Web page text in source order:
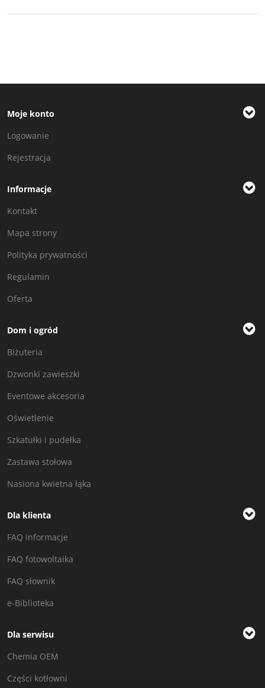
Moje konto
Logowanie
Rejestracja
Informacje
Kontakt
Mapa strony
Polityka prywatności
Regulamin
Oferta
Dom i ogród
Biżuteria
Dzwonki zawieszki
Eventowe akcesoria
Oświetlenie
Szkatułki i pudełka
Zastawa stołowa
Nasiona kwietna łąka
Dla klienta
FAQ informacje
FAQ fotowoltaika
FAQ słownik
e-Biblioteka
Dla serwisu
Chemia OEM
Części kotłowni